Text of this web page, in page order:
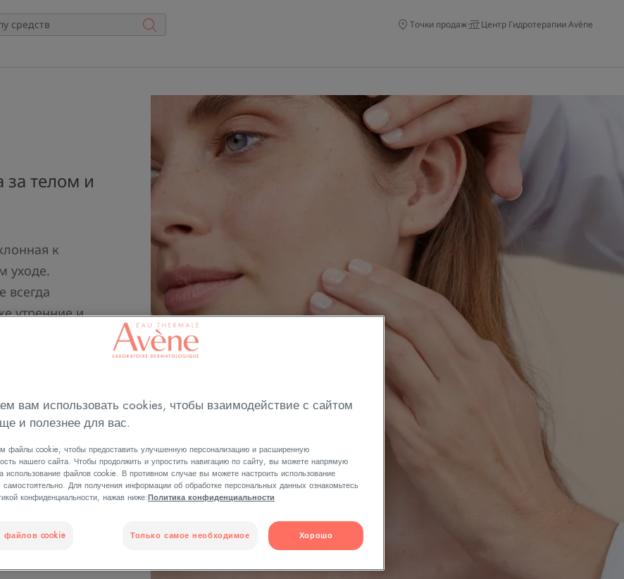
Точки продаж Центр Гидротерапии Avène
телом и
к
уходе.
всегда
утренние и
новый
на
которые
и
вам использовать cookies, чтобы взаимодействие с сайтом
и полезнее для вас.
файлы cookie, чтобы предоставить улучшенную персонализацию и расширенную
нашего сайта. Чтобы продолжить и упростить навигацию по сайту, вы можете напрямую
использование файлов cookie. В противном случае вы можете настроить использование
Для получения информации об обработке персональных данных ознакомьтесь
конфиденциальности, нажав ниже: Политика конфиденциальности
файлов cookie Только самое необходимое Хорошо